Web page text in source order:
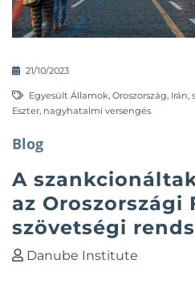
21/10/2023
Egyesült Államok, Oroszország, Irán,
Eszter, nagyhatalmi versengés
Blog
A
az Oroszországi
szövetségi
Danube Institute